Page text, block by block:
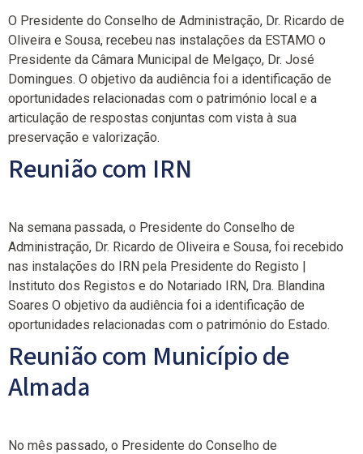
O Presidente do Conselho de Administração, Dr. Ricardo de
Oliveira e Sousa, recebeu nas instalações da ESTAMO o
Presidente da Câmara Municipal de Melgaço, Dr. José
Domingues. O objetivo da audiência foi a identificação de
oportunidades relacionadas com o património local e a
articulação de respostas conjuntas com vista à sua
preservação e valorização.
Reunião com IRN
Na semana passada, o Presidente do Conselho de
Administração, Dr. Ricardo de Oliveira e Sousa, foi recebido
nas instalações do IRN pela Presidente do Registo |
Instituto dos Registos e do Notariado IRN, Dra. Blandina
Soares O objetivo da audiência foi a identificação de
oportunidades relacionadas com o património do Estado.
Reunião com Município de
Almada
No mês passado, o Presidente do Conselho de